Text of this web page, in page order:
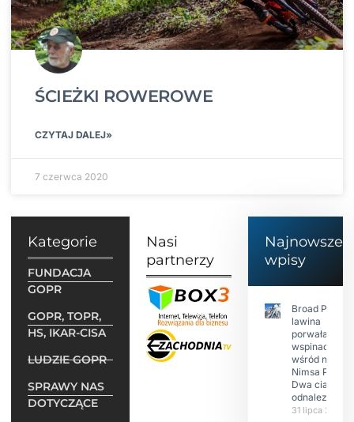
ŚCIEŻKI ROWEROWE
CZYTAJ DALEJ»
7 czerwca 2020
Kategorie
FUNDACJA
GOPR
GOPR, TOPR,
HS, IKAR-CISA
LUDZIE GOPR
SPRAWY NAS
DOTYCZĄCE
Nasi
partnerzy
Najnowsze
wpisy
Broad Peak:
lawina
porwała 10
wspinaczy,
wśród nich
Nimsa Purję.
Dwa ciała
odnalezione.
31 lipca 2026